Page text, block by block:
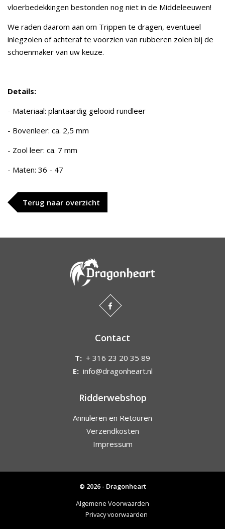
vloerbedekkingen bestonden nog niet in de Middeleeuwen!
We raden daarom aan om Trippen te dragen, eventueel
inlegzolen of achteraf te voorzien van rubberen zolen bij de
schoenmaker van uw keuze.
Details:
- Materiaal: plantaardig gelooid rundleer
- Bovenleer: ca. 2,5 mm
- Zool leer: ca. 7 mm
- Maten: 36 - 47
Terug naar overzicht
Contact
T: + 316 23 20 35 89
E: info@dragonheart.nl
Ridderwebshop
Annuleren en Retouren
Verzendkosten
Impressum
© 2026 - Dragonheart
Algemene Voorwaarden
Privacy voorwaarden